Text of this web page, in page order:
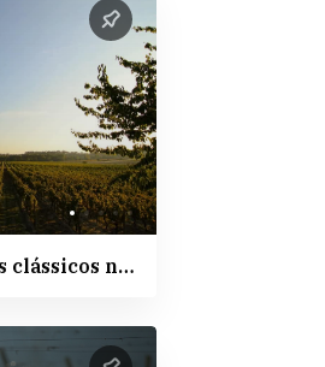
I Prova de vinhos clássicos nas Caves São João